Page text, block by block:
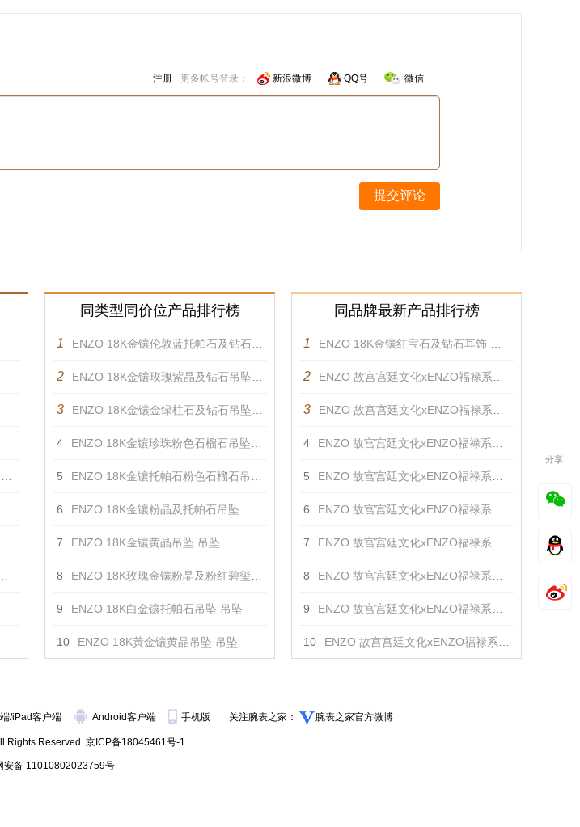
注册 更多帐号登录： 新浪微博 QQ号 微信
提交评论
同类型同价位产品排行榜
1 ENZO 18K金镶伦敦蓝托帕石及钻石吊坠 吊坠
2 ENZO 18K金镶玫瑰紫晶及钻石吊坠 吊坠
3 ENZO 18K金镶金绿柱石及钻石吊坠 吊坠
4 ENZO 18K金镶珍珠粉色石榴石吊坠 吊坠
5 ENZO 18K金镶托帕石粉色石榴石吊坠 吊坠
6 ENZO 18K金镶粉晶及托帕石吊坠 吊坠
7 ENZO 18K金镶黄晶吊坠 吊坠
8 ENZO 18K玫瑰金镶粉晶及粉红碧玺吊坠 吊坠
9 ENZO 18K白金镶托帕石吊坠 吊坠
10 ENZO 18K黃金镶黄晶吊坠 吊坠
同品牌最新产品排行榜
1 ENZO 18K金镶红宝石及钻石耳饰 耳饰
2 ENZO 故宫宫廷文化xENZO福禄系列-18K金镶红宝石及钻石项链 项链
3 ENZO 故宫宫廷文化xENZO福禄系列-18k金镶孔雀石及透辉石手链 手镯
4 ENZO 故宫宫廷文化xENZO福禄系列-18k金镶孔雀石及透辉石项链 项链
5 ENZO 故宫宫廷文化xENZO福禄系列-18k金镶灰母贝及钻石项链 项链
6 ENZO 故宫宫廷文化xENZO福禄系列-18k金镶白母贝及石榴石手链 手镯
7 ENZO 故宫宫廷文化xENZO福禄系列-18k金镶白母贝及石榴石耳饰 耳饰
8 ENZO 故宫宫廷文化xENZO福禄系列-18k金镶白母贝及石榴石戒指 戒指
9 ENZO 故宫宫廷文化xENZO福禄系列-18k金镶白母贝及石榴石项链 项链
10 ENZO 故宫宫廷文化xENZO福禄系列-18K金镶黑玛瑙及白托帕手链 手镯
/iPad客户端 Android客户端 手机版 关注腕表之家： 腕表之家官方微博
Rights Reserved. 京ICP备18045461号-1
安备 11010802023759号
分享